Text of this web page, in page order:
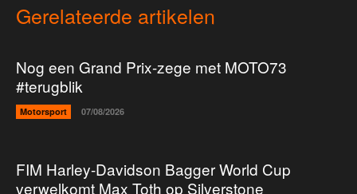
Gerelateerde artikelen
Nog een Grand Prix-zege met MOTO73
#terugblik
Motorsport 07/08/2026
FIM Harley-Davidson Bagger World Cup
verwelkomt Max Toth op Silverstone